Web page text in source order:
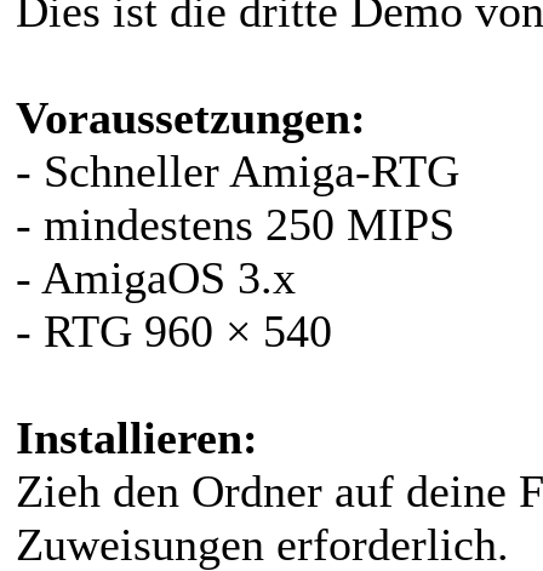
Dies ist die dritte Demo
Voraussetzungen:
- Schneller Amiga-RTG
- mindestens 250 MIPS
- AmigaOS 3.x
- RTG 960 × 540
Installieren:
Zieh den Ordner auf deine
Zuweisungen erforderlich.